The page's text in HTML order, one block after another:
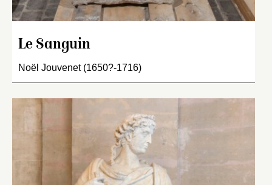
Le Sanguin
Noël Jouvenet (1650?-1716)